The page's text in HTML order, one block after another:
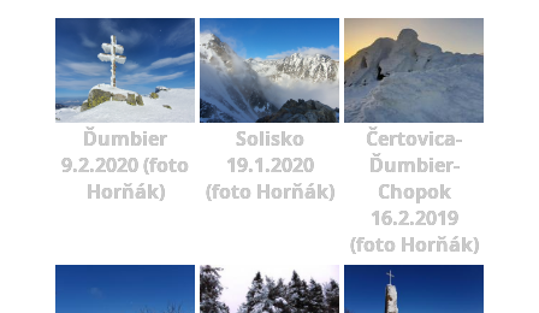
Ďumbier
9.2.2020 (foto
Horňák)
Solisko
19.1.2020
(foto Horňák)
Čertovica-
Ďumbier-
Chopok
16.2.2019
(foto Horňák)